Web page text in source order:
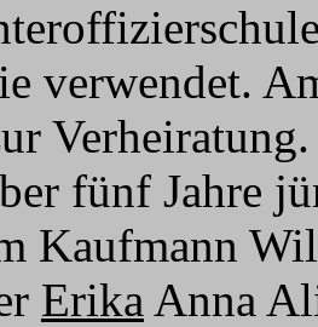
verwendet.
fünf Jahre
Kaufmann
Erika Anna